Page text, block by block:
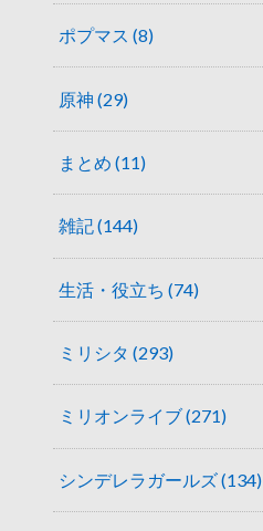
ポプマス (8)
原神 (29)
まとめ (11)
雑記(144)
生活・役立ち (74)
ミリシタ (293)
ミリオンライブ(271)
シンデレラガールズ(134)